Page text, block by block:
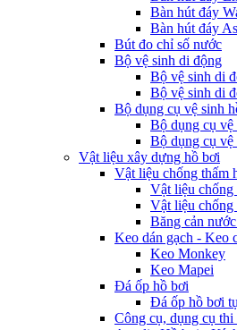
Bàn hút đáy
Bàn hút đáy
Bút đo chỉ số nước
Bộ vệ sinh di động
Bộ vệ sinh di
Bộ vệ sinh di
Bộ dụng cụ vệ sinh
Bộ dụng cụ vệ
Bộ dụng cụ vệ
Vật liệu xây dựng hồ bơi
Vật liệu chống thấm
Vật liệu chống
Vật liệu chống
Băng cản
Keo dán gạch - Keo
Keo Monkey
Keo Mapei
Đá ốp hồ bơi
Đá ốp hồ bơi
Công cụ, dụng cụ thi